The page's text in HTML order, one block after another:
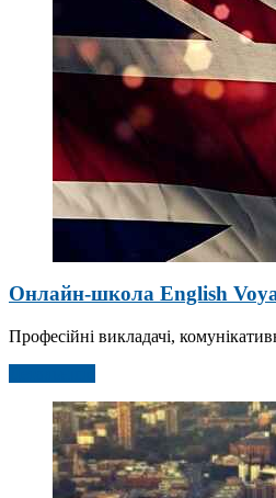
Онлайн-школа English
Професійні викладачі,